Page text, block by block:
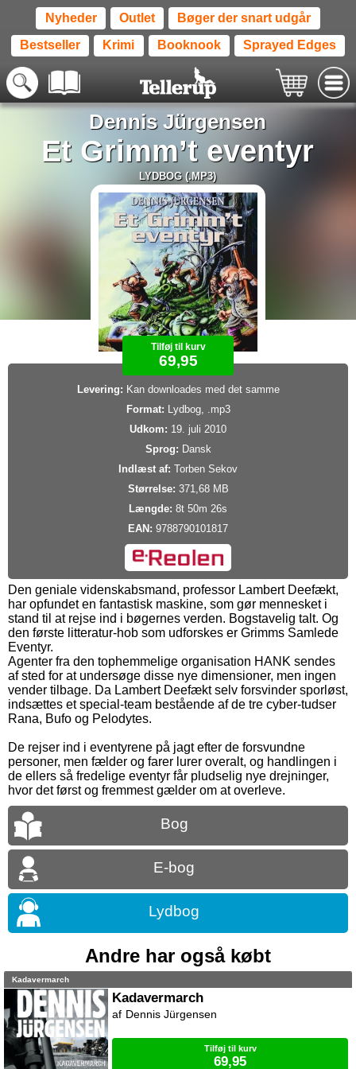
Nyheder Outlet Bøger der snart udgår
Bestseller Krimi Booknook Sprayed Edges
Dennis Jürgensen
Et Grimm’t eventyr
LYDBOG (.MP3)
Tilføj til kurv
69,95
Levering: Kan downloades med det samme
Format: Lydbog, .mp3
Udkom: 19. juli 2010
Sprog: Dansk
Indlæst af: Torben Sekov
Størrelse: 371,68 MB
Længde: 8t 50m 26s
EAN: 9788790101817
Den geniale videnskabsmand, professor Lambert Deefækt,
har opfundet en fantastisk maskine, som gør mennesket i
stand til at rejse ind i bøgernes verden. Bogstavelig talt. Og
den første litteratur-hob som udforskes er Grimms Samlede
Eventyr.
Agenter fra den tophemmelige organisation HANK sendes
af sted for at undersøge disse nye dimensioner, men ingen
vender tilbage. Da Lambert Deefækt selv forsvinder sporløst,
indsættes et special-team bestående af de tre cyber-tudser
Rana, Bufo og Pelodytes.
De rejser ind i eventyrene på jagt efter de forsvundne
personer, men fælder og farer lurer overalt, og handlingen i
de ellers så fredelige eventyr får pludselig nye drejninger,
hvor det først og fremmest gælder om at overleve.
Bog
E-bog
Lydbog
Andre har også købt
Kadavermarch
Kadavermarch
Dennis Jürgensen
Tilføj til kurv
69,95